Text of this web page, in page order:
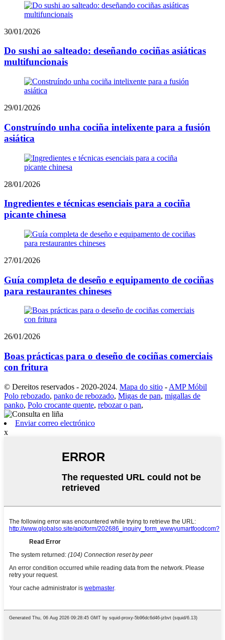
30/01/2026
Do sushi ao salteado: deseñando cociñas asiáticas
multifuncionais
29/01/2026
Construíndo unha cociña intelixente para a fusión
asiática
28/01/2026
Ingredientes e técnicas esenciais para a cociña
picante chinesa
27/01/2026
Guía completa de deseño e equipamento de cociñas
para restaurantes chineses
26/01/2026
Boas prácticas para o deseño de cociñas comerciais
con fritura
© Dereitos reservados - 2020-2024. Mapa do sitio - AMP Móbil
Polo rebozado, panko de rebozado, Migas de pan, migallas de
panko, Polo crocante quente, rebozar o pan,
Enviar correo electrónico
x